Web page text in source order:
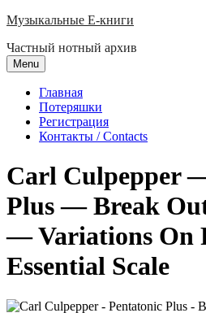
Skip
content
Музыкальные E-книги
Частный нотный архив
Menu
Главная
Потеряшки
Регистрация
Контакты / Contacts
Carl Culpepper
Plus — Break
— Variations On
Essential Scale